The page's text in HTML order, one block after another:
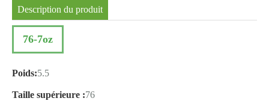
Description du produit
76-7oz
Poids:5.5
Taille supérieure :76